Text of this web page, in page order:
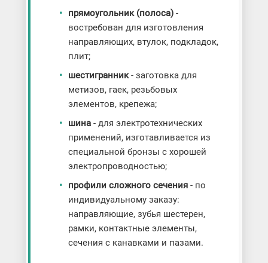
прямоугольник (полоса)-
востребован для изготовления
направляющих, втулок, подкладок,
плит;
шестигранник- заготовка для
метизов, гаек, резьбовых
элементов, крепежа;
шина - для электротехнических
применений, изготавливается из
специальной бронзы с хорошей
электропроводностью;
профили сложного сечения- по
индивидуальному заказу:
направляющие, зубья шестерен,
рамки, контактные элементы,
сечения с канавками и пазами.